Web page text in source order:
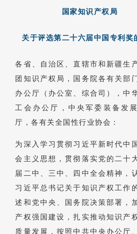
国家知识产权局
关于评选第二十六届中国专利奖
各省、自治区、直辖市和新疆生
团知识产权局，国务院各有关部
办公厅（办公室、综合司），中
工会办公厅，中央军委装备发
厅，各有关全国性行业协会：
为深入学习贯彻习近平新时代中
会主义思想，贯彻落实党的二十
届二中、三中、四中全会精神，
习近平总书记关于知识产权工作
述和党中央、国务院决策部署，
产权强国建设，扎实推动知识产
质量发展，按照中共中央办公厅